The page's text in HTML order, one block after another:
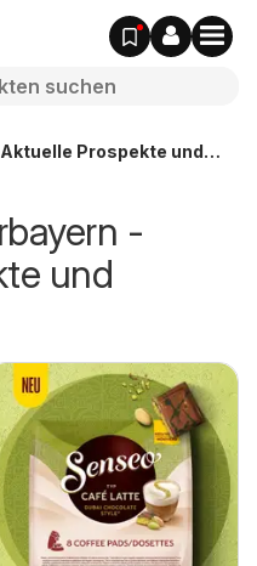
Prospekte und
-
und